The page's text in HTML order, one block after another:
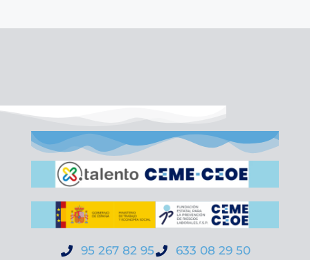
95 267 82 95
633 08 29 50